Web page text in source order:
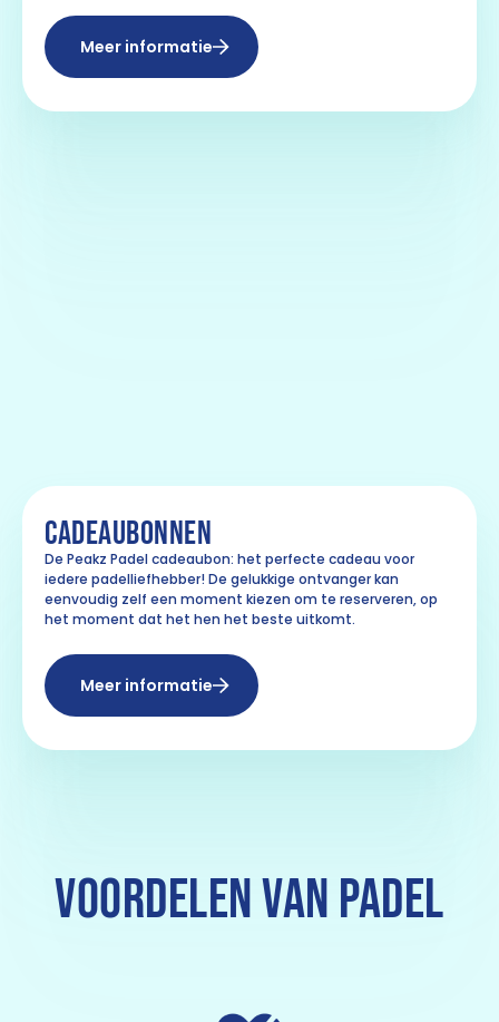
Meer informatie
CADEAUBONNEN
De Peakz Padel cadeaubon: het perfecte cadeau voor
iedere padelliefhebber! De gelukkige ontvanger kan
eenvoudig zelf een moment kiezen om te reserveren, op
het moment dat het hen het beste uitkomt.
Meer informatie
VOORDELEN VAN PADEL